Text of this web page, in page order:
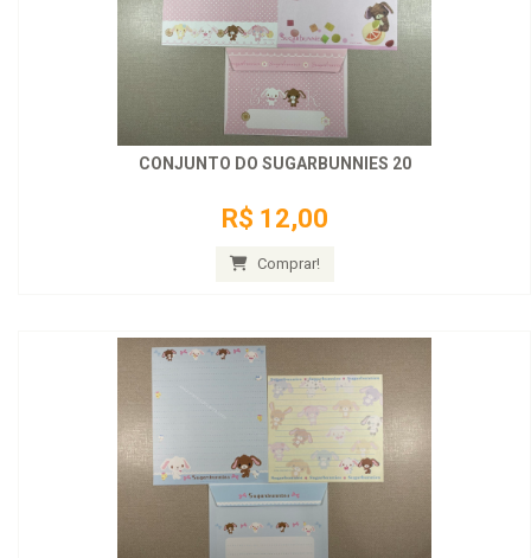
CONJUNTO DO SUGARBUNNIES 20
R$ 12,00
Comprar!